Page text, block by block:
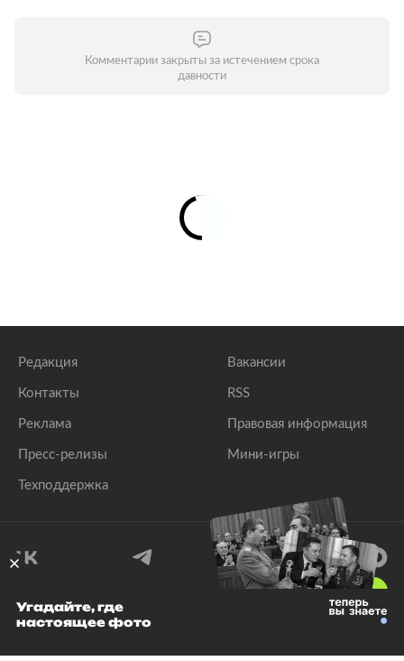
Комментарии закрыты за истечением срока
давности
Редакция
Контакты
Реклама
Пресс-релизы
Техподдержка
Вакансии
RSS
Правовая информация
Мини-игры
© 1999–2026 Все права защищены.
Угадайте, где
настоящее фото